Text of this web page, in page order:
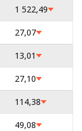
1 522,49
27,07
13,01
27,10
114,38
49,08